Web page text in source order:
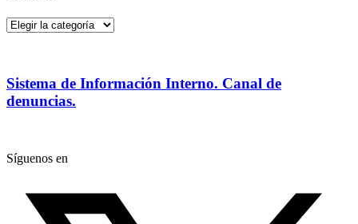
Categorías
Sistema de Información Interno. Canal de
denuncias.
Síguenos en